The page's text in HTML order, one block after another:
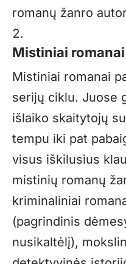
romanų žanro
Mistiniai
Mistiniai romanai
serijų ciklu. Juose
išlaiko skaitytojų
tempu iki pat
visus iškilusius
mistinių romanų
kriminaliniai
(pagrindinis
nusikaltėlį),